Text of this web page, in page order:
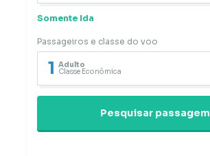
Somente Ida
Passageiros e classe do voo
1 Adulto
Classe Econômica
Pesquisar passagem